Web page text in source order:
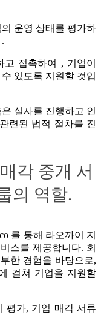
운영 상태를 평가하
접촉하여 , 기업이
있도록 지원할 것입
실사를 진행하고 인
련된 법적 절차를 진
각 중개 서
의 역할.
를 통해 라오까이 지
스를 제공합니다. 회
한 경험을 바탕으로,
걸쳐 기업을 지원할
평가, 기업 매각 서류